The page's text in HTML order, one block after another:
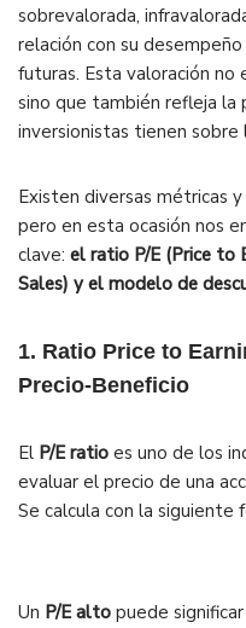
sobrevalorada,
relación con su
futuras. Esta valoración no
sino que también refleja la
inversionistas tienen sobre
Existen diversas métricas
pero en esta ocasión nos
clave: el ratio P/E (Price to
Sales) y el modelo de
1. Ratio Price to
Precio-Beneficio
El P/E ratio es uno de los
evaluar el precio de una
Se calcula con la siguiente
Un P/E alto puede